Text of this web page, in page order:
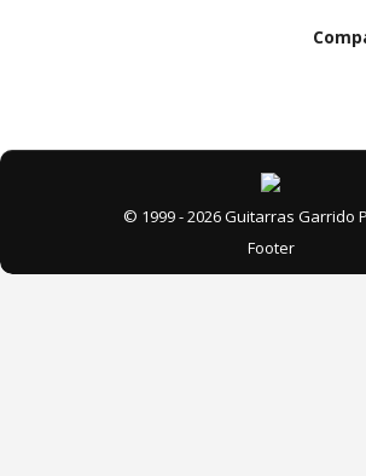
© 1999 - 2026 Guitarras Garrido
Footer